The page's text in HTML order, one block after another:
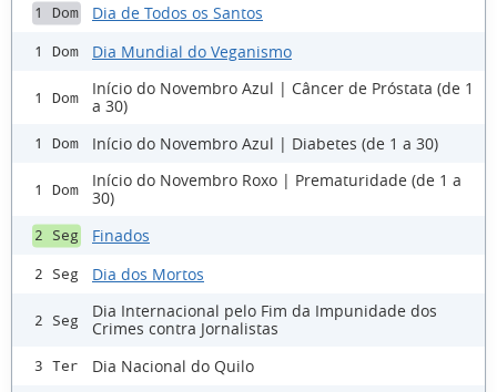
1 Dom Dia de Todos os Santos
1 Dom Dia Mundial do Veganismo
1 Dom
Início do Novembro Azul | Câncer de Próstata (de 1
a 30)
1 Dom Início do Novembro Azul | Diabetes (de 1 a 30)
1 Dom
Início do Novembro Roxo | Prematuridade (de 1 a
30)
2 Seg Finados
2 Seg Dia dos Mortos
2 Seg
Dia Internacional pelo Fim da Impunidade dos
Crimes contra Jornalistas
3 Ter Dia Nacional do Quilo